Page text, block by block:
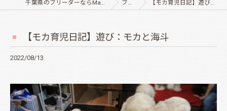
千葉県のブリーダーならMagnolia Dog Site ブログ 【モカ育児日記】遊び：モカと海斗
【モカ育児日記】遊び：モカと海斗
2022/08/13